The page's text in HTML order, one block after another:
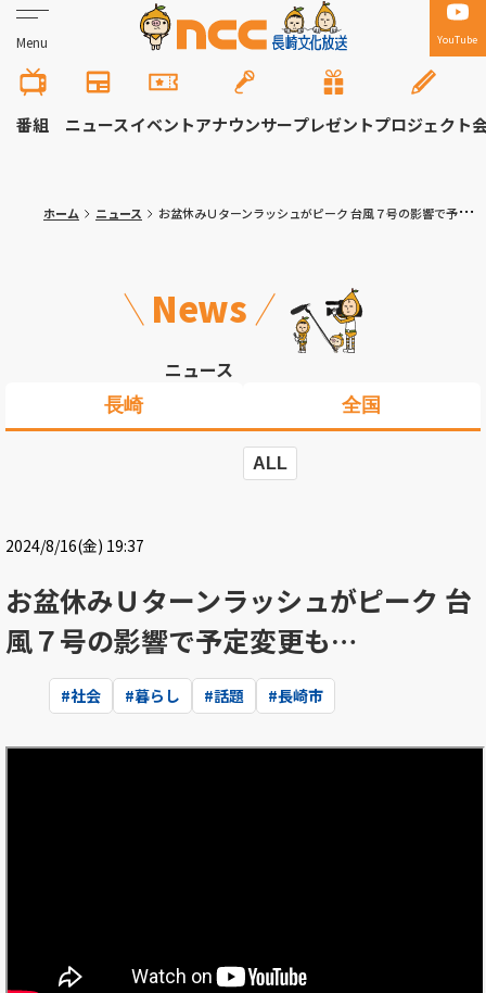
Menu YouTube
番組 ニュースイベントアナウンサープレゼントプロジェクト
ホーム ニュース お盆休みＵターンラッシュがピーク 台風７号の影響で予定変更も…
News
ニュース
長崎 全国
ALL
2024/8/16(金) 19:37
お盆休みＵターンラッシュがピーク 台
風７号の影響で予定変更も…
#社会 #暮らし #話題 #長崎市